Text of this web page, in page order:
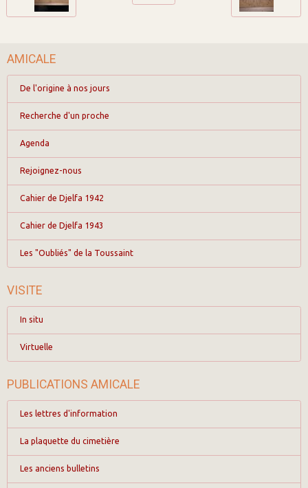
AMICALE
De l'origine à nos jours
Recherche d'un proche
Agenda
Rejoignez-nous
Cahier de Djelfa 1942
Cahier de Djelfa 1943
Les "Oubliés" de la Toussaint
VISITE
In situ
Virtuelle
PUBLICATIONS AMICALE
Les lettres d'information
La plaquette du cimetière
Les anciens bulletins